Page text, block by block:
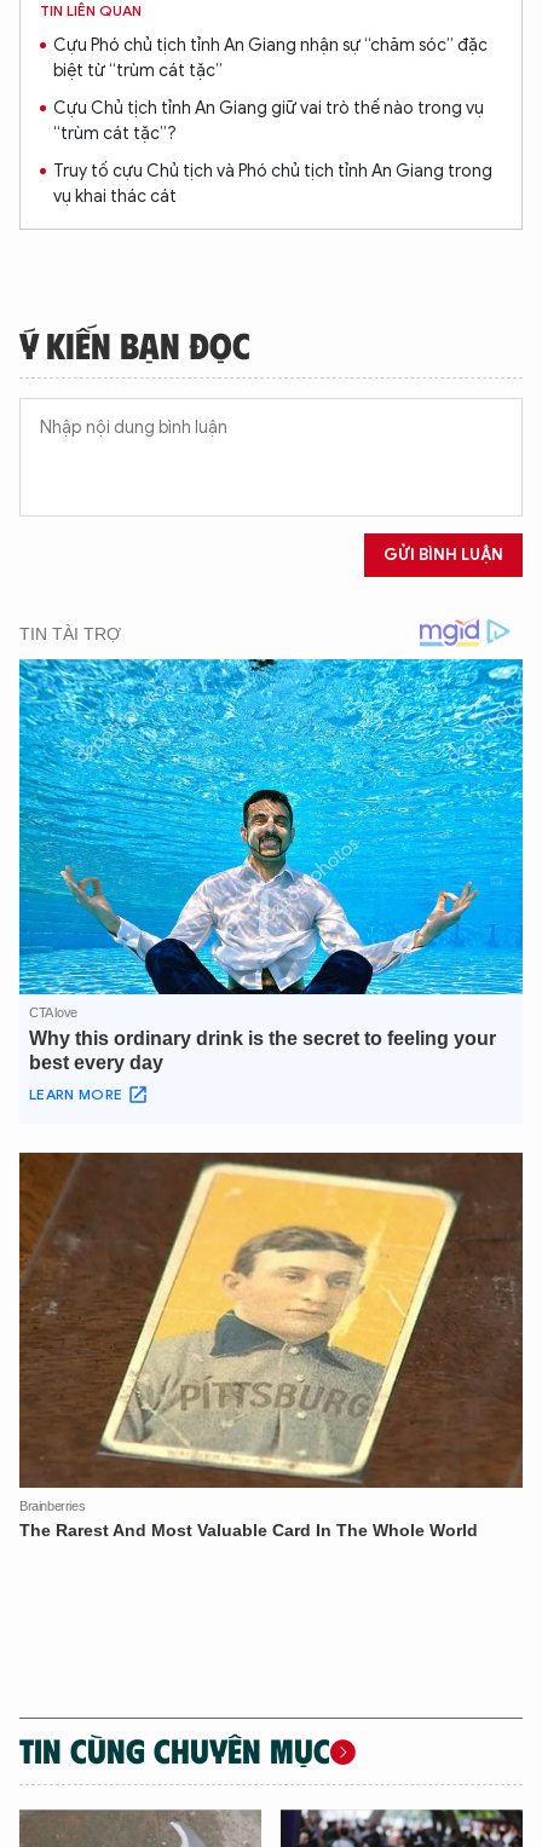
TIN LIÊN QUAN
Cựu Phó chủ tịch tỉnh An Giang nhận sự “chăm sóc” đặc
biệt từ “trùm cát tặc”
Cựu Chủ tịch tỉnh An Giang giữ vai trò thế nào trong vụ
“trùm cát tặc”?
Truy tố cựu Chủ tịch và Phó chủ tịch tỉnh An Giang trong
vụ khai thác cát
Ý KIẾN BẠN ĐỌC
GỬI BÌNH LUẬN
TIN CÙNG CHUYÊN MỤC